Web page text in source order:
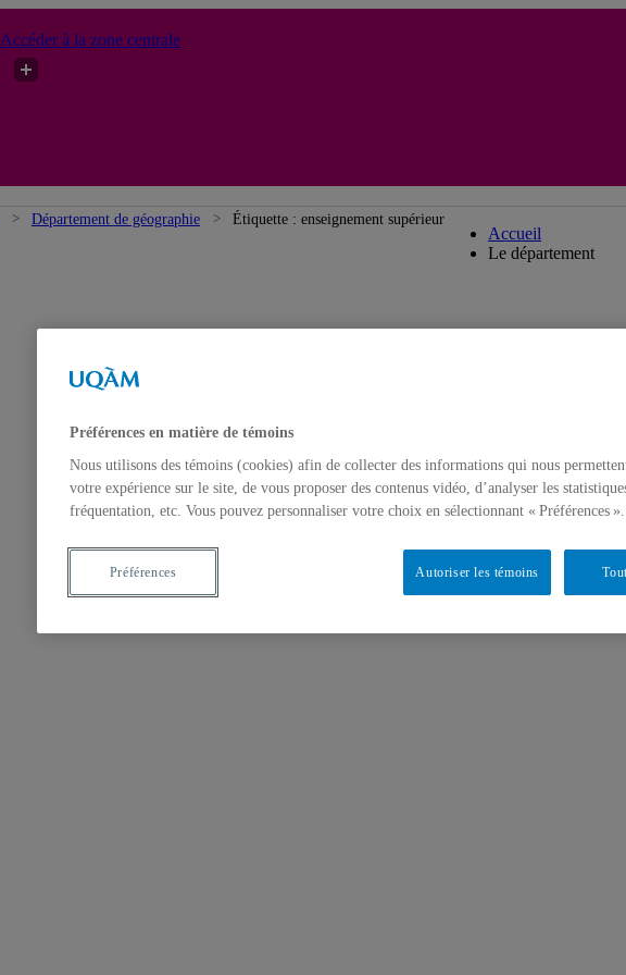
Accéder à la zone centrale
Département de géographie Étiquette : enseignement supérieur
Accueil
Le département
Préférences en matière de témoins
Nous utilisons des témoins (cookies) afin de collecter des informations qui nous
votre expérience sur le site, de vous proposer des contenus vidéo, d’analyser les
fréquentation, etc. Vous pouvez personnaliser votre choix en sélectionnant « Préférences ».
Autoriser les témoins
Préférences